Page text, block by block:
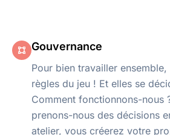
Gouvernance
Pour bien travailler
règles du jeu ! Et elles se
Comment fonctionnons-nous
prenons-nous des décisions
atelier, vous créerez votre